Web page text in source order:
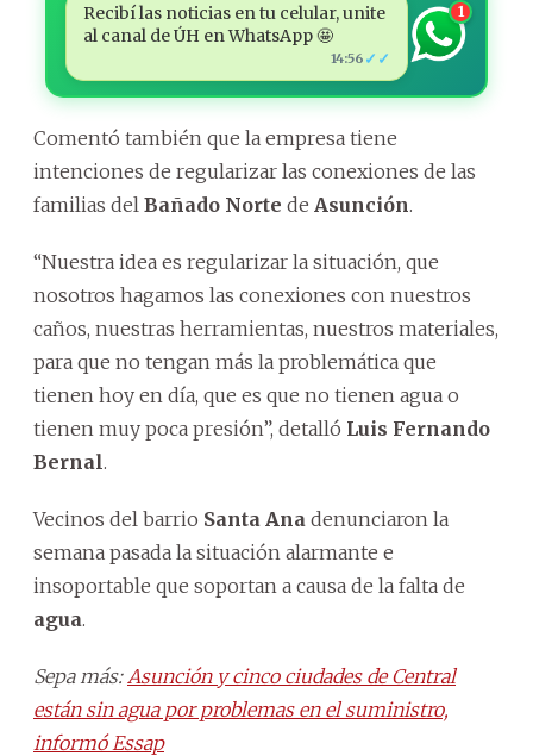
Recibí las noticias en tu celular, unite
al canal de ÚH en WhatsApp 🤩
14:56 ✓✓
1
Comentó también que la empresa tiene
intenciones de regularizar las conexiones de las
familias del Bañado Norte de Asunción.
“Nuestra idea es regularizar la situación, que
nosotros hagamos las conexiones con nuestros
caños, nuestras herramientas, nuestros materiales,
para que no tengan más la problemática que
tienen hoy en día, que es que no tienen agua o
tienen muy poca presión”, detalló Luis Fernando
Bernal.
Vecinos del barrio Santa Ana denunciaron la
semana pasada la situación alarmante e
insoportable que soportan a causa de la falta de
agua.
Sepa más: Asunción y cinco ciudades de Central
están sin agua por problemas en el suministro,
informó Essap